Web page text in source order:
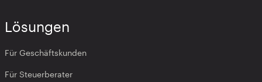
Lösungen
Für Geschäftskunden
Für Steuerberater